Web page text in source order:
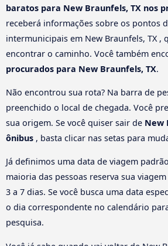
baratos para New Braunfels, TX nos
receberá informações sobre os pontos
intermunicipais em New Braunfels, TX ,
encontrar o caminho. Você também
procurados para New Braunfels, TX.
Não encontrou sua rota? Na barra de
preenchido o local de chegada. Você
sua origem. Se você quiser sair de New
ônibus , basta clicar nas setas para
Já definimos uma data de viagem
maioria das pessoas reserva sua
3 a 7 dias. Se você busca uma data
o dia correspondente no calendário
pesquisa.